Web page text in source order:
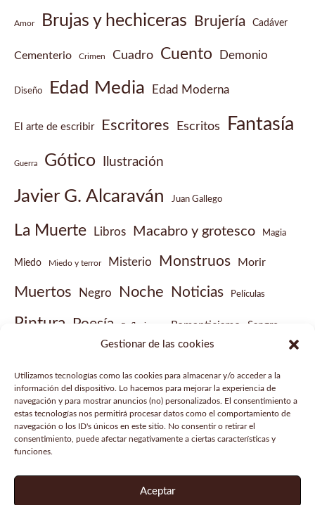
Gestionar de las cookies
Utilizamos tecnologías como las cookies para almacenar y/o acceder a la
información del dispositivo. Lo hacemos para mejorar la experiencia de
navegación y para mostrar anuncios (no) personalizados. El consentimiento a
estas tecnologías nos permitirá procesar datos como el comportamiento de
navegación o los ID's únicos en este sitio. No consentir o retirar el
consentimiento, puede afectar negativamente a ciertas características y
funciones.
Aceptar
Amor Brujas y hechiceras Brujería Cadáver
Cementerio Crimen Cuadro Cuento Demonio
Diseño Edad Media Edad Moderna
El arte de escribir Escritores Escritos Fantasía
Guerra Gótico Ilustración
Javier G. Alcaraván Juan Gallego
La Muerte Libros Macabro y grotesco Magia
Miedo Miedo y terror Misterio Monstruos Morir
Muertos Negro Noche Noticias Películas
Pintura Poesía Reflexiones Romanticismo Sangre
Vídeo musical